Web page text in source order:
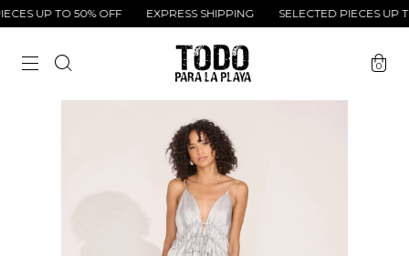
UP TO 50% OFF EXPRESS SHIPPING SELECTED PIECES UP
0